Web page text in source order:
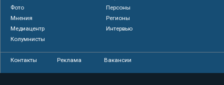
Фото
Персоны
Мнения
Регионы
Медиацентр
Интервью
Колумнисты
Контакты Реклама Вакансии